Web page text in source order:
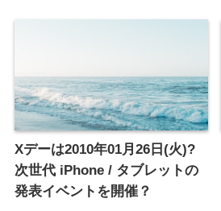
Xデーは2010年01月26日(火)?
次世代 iPhone / タブレットの
発表イベントを開催？